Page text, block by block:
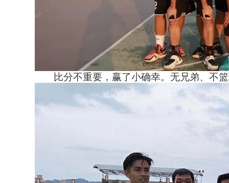
比分不重要，赢了小确幸。无兄弟、不